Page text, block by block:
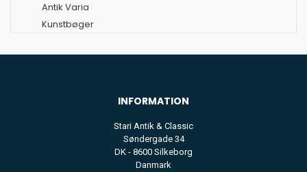
Antik Varia
Kunstbøger
INFORMATION
Stari Antik & Classic
Søndergade 34
DK - 8600 Silkeborg
Danmark